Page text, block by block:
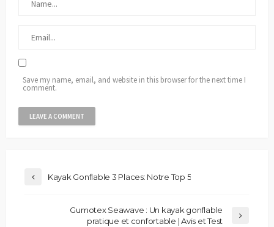
Save my name, email, and website in this browser for the next time I
comment.
Kayak Gonflable 3 Places: Notre Top 5
Gumotex Seawave : Un kayak gonflable
pratique et confortable | Avis et Test